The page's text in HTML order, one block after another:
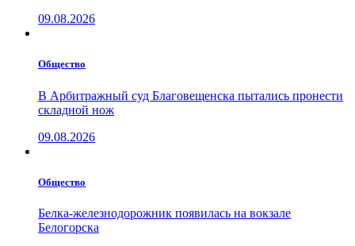
09.08.2026
Общество
В Арбитражный суд Благовещенска пытались пронести
складной нож
09.08.2026
Общество
Белка-железнодорожник появилась на вокзале
Белогорска